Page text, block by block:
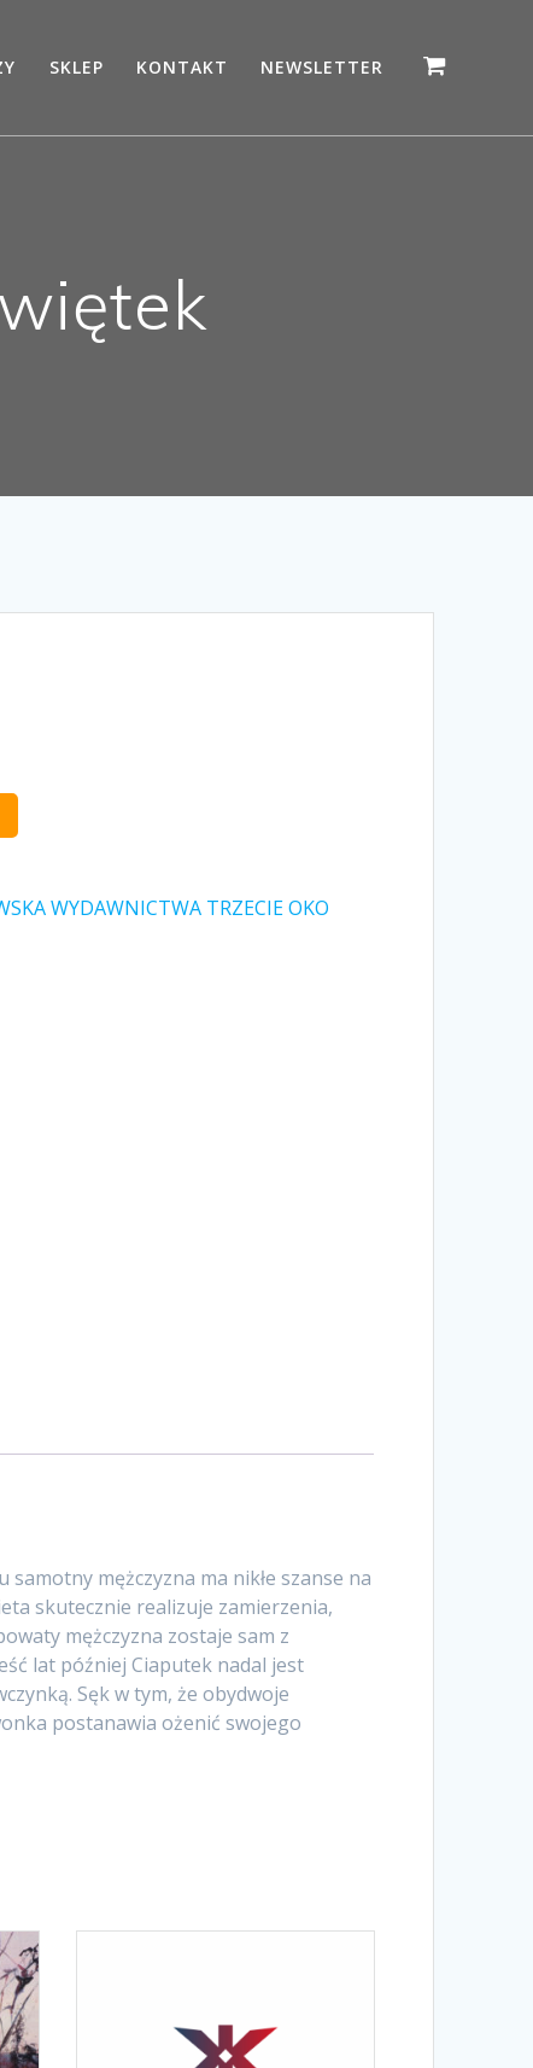
SKLEP KONTAKT NEWSLETTER
WYDAWNICTWA TRZECIE OKO
mężczyzna ma nikłe szanse na
skutecznie realizuje zamierzenia,
mężczyzna zostaje sam z
lat później Ciaputek nadal jest
Sęk w tym, że obydwoje
postanawia ożenić swojego